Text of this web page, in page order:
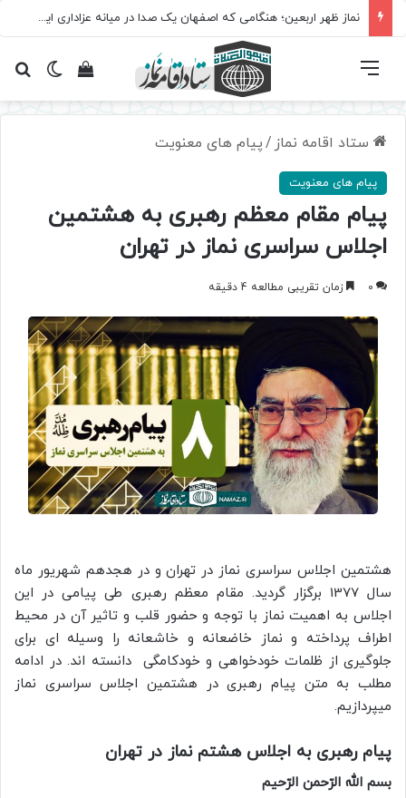
نماز ظهر اربعین؛ هنگامی که اصفهان یک صدا در میانه عزاداری ایستاد
تغییرمشاهده فهرست
ستاد اقامه نماز /پیام های معنویت
پیام های معنویت
پیام مقام معظم رهبری به هشتمین
اجلاس سراسری نماز در تهران
0 زمان تقریبی مطالعه 4 دقیقه
هشتمین اجلاس سراسری نماز در تهران و در هجدهم شهریور ماه
سال 1377 برگزار گردید. مقام معظم رهبری طی پیامی در این
اجلاس به اهمیت نماز با توجه و حضور قلب و تاثیر آن در محیط
اطراف پرداخته و نماز خاضعانه و خاشعانه را وسیله ای برای
جلوگیری از ظلمات خودخواهی و خودکامگی دانسته اند. در ادامه
مطلب به متن پیام رهبری در هشتمین اجلاس سراسری نماز
میپردازیم.
پیام رهبری به اجلاس هشتم نماز در تهران
بسم الله الرّحمن الرّحیم